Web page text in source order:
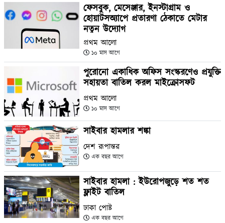
ফেসবুক, মেসেঞ্জার, ইনস্টাগ্রাম ও
হোয়াটসঅ্যাপে প্রতারণা ঠেকাতে মেটার
নতুন উদ্যোগ
প্রথম আলো
১০ মাস আগে
পুরোনো একাধিক অফিস সংস্করণেও প্রযুক্তি
সহায়তা বাতিল করল মাইক্রোসফট
প্রথম আলো
১০ মাস আগে
সাইবার হামলার শঙ্কা
দেশ রূপান্তর
এক বছর আগে
সাইবার হামলা : ইউরোপজুড়ে শত শত
ফ্লাইট বাতিল
ঢাকা পোষ্ট
এক বছর আগে